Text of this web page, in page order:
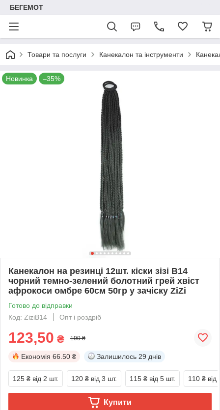
БЕГЕМОТ
Товари та послуги Канекалон та інструменти
Новинка –35%
Канекалон на резинці 12шт. кіски зізі В14
чорний темно-зелений болотний грей хвіст
афрокоси омбре 60см 50гр у зачіску ZiZi
Готово до відправки
Код: ZiziВ14
Опт і роздріб
123,50 ₴ 190 ₴
Економія 66.50 ₴ Залишилось 29 днів
125 ₴ від 2 шт. 120 ₴ від 3 шт. 115 ₴ від 5 шт. 110 ₴ від
Купити